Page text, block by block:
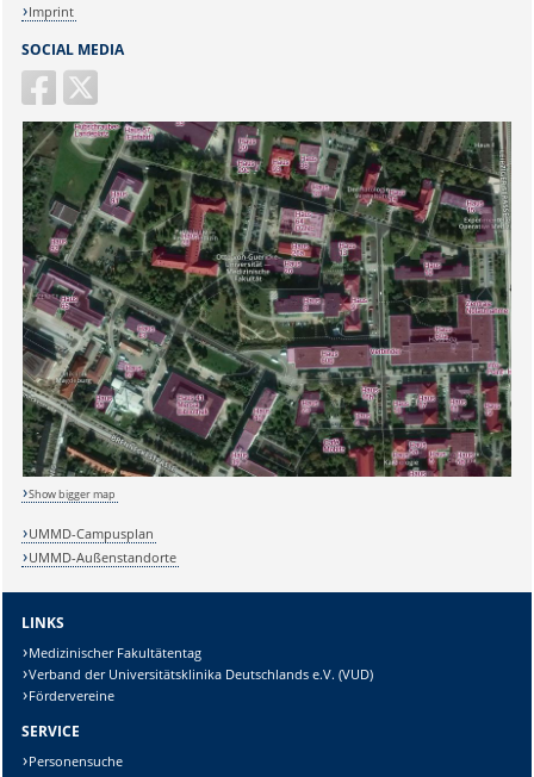
Sicherheitsabfrage:
Lösung:
SOCIAL MEDIA
Imprint
Show bigger map
UMMD-Campusplan
UMMD-Außenstandorte
LINKS
Medizinischer Fakultätentag
Verband der Universitätsklinika Deutschlands e.V. (VUD)
Fördervereine
SERVICE
Personensuche